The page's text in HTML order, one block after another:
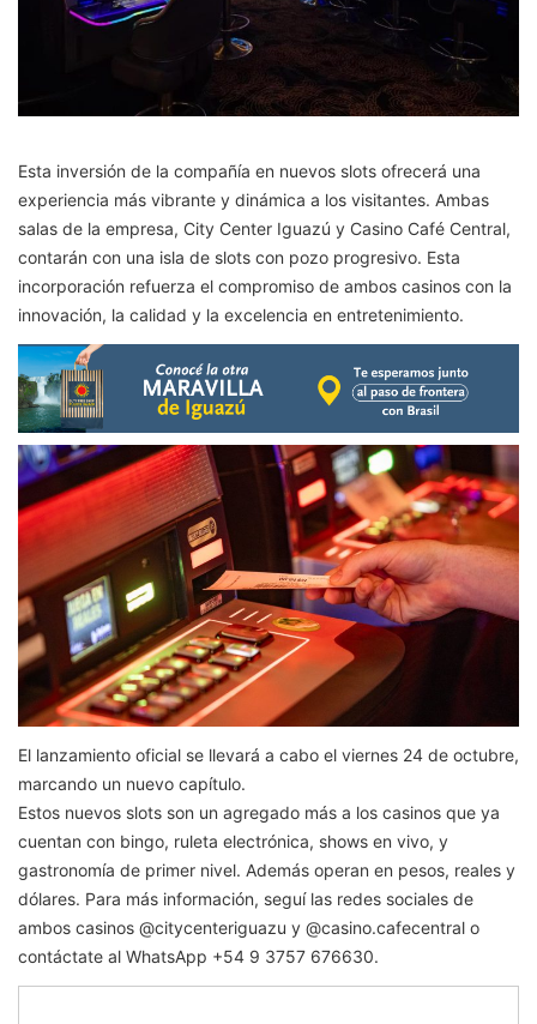
Esta inversión de la compañía en nuevos slots ofrecerá una
experiencia más vibrante y dinámica a los visitantes. Ambas
salas de la empresa, City Center Iguazú y Casino Café Central,
contarán con una isla de slots con pozo progresivo. Esta
incorporación refuerza el compromiso de ambos casinos con la
innovación, la calidad y la excelencia en entretenimiento.
El lanzamiento oficial se llevará a cabo el viernes 24 de octubre,
marcando un nuevo capítulo.
Estos nuevos slots son un agregado más a los casinos que ya
cuentan con bingo, ruleta electrónica, shows en vivo, y
gastronomía de primer nivel. Además operan en pesos, reales y
dólares. Para más información, seguí las redes sociales de
ambos casinos @citycenteriguazu y @casino.cafecentral o
contáctate al WhatsApp +54 9 3757 676630.